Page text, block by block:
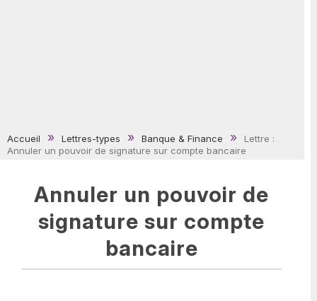
Accueil Lettres-types Banque & Finance
Lettre :
Annuler un pouvoir de signature sur compte bancaire
Annuler un pouvoir de
signature sur compte
bancaire